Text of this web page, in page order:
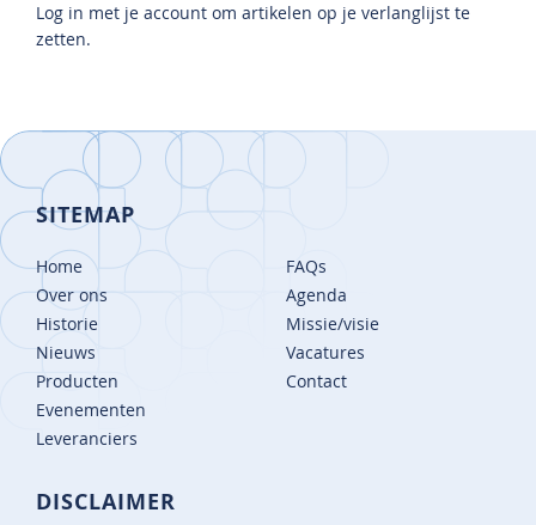
Log in met je account om artikelen op je verlanglijst te
zetten.
SITEMAP
Home
Over ons
Historie
Nieuws
Producten
Evenementen
Leveranciers
FAQs
Agenda
Missie/visie
Vacatures
Contact
DISCLAIMER